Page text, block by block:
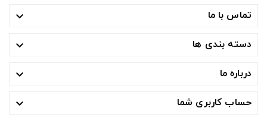
تماس با ما 
دسته بندی ها 
درباره ما 
حساب کاربری شما 